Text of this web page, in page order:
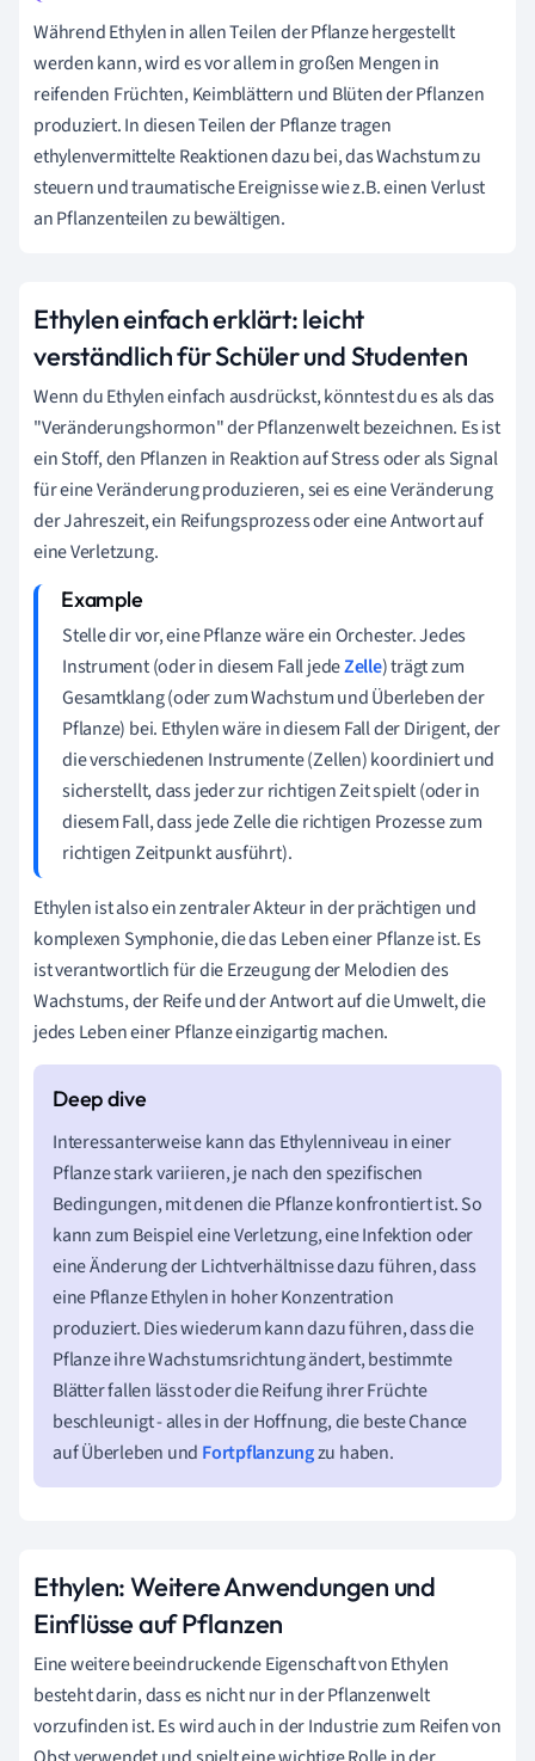
Während Ethylen in allen Teilen der Pflanze hergestellt
werden kann, wird es vor allem in großen Mengen in
reifenden Früchten, Keimblättern und Blüten der Pflanzen
produziert. In diesen Teilen der Pflanze tragen
ethylenvermittelte Reaktionen dazu bei, das Wachstum zu
steuern und traumatische Ereignisse wie z.B. einen Verlust
an Pflanzenteilen zu bewältigen.
Ethylen einfach erklärt: leicht
verständlich für Schüler und Studenten
Wenn du Ethylen einfach ausdrückst, könntest du es als das
"Veränderungshormon" der Pflanzenwelt bezeichnen. Es ist
ein Stoff, den Pflanzen in Reaktion auf Stress oder als Signal
für eine Veränderung produzieren, sei es eine Veränderung
der Jahreszeit, ein Reifungsprozess oder eine Antwort auf
eine Verletzung.
Stelle dir vor, eine Pflanze wäre ein Orchester. Jedes
Instrument (oder in diesem Fall jedeZelle) trägt zum
Gesamtklang (oder zum Wachstum und Überleben der
Pflanze) bei. Ethylen wäre in diesem Fall der Dirigent, der
die verschiedenen Instrumente (Zellen) koordiniert und
sicherstellt, dass jeder zur richtigen Zeit spielt (oder in
diesem Fall, dass jede Zelle die richtigen Prozesse zum
richtigen Zeitpunkt ausführt).
Ethylen ist also ein zentraler Akteur in der prächtigen und
komplexen Symphonie, die das Leben einer Pflanze ist. Es
ist verantwortlich für die Erzeugung der Melodien des
Wachstums, der Reife und der Antwort auf die Umwelt, die
jedes Leben einer Pflanze einzigartig machen.
Interessanterweise kann das Ethylenniveau in einer
Pflanze stark variieren, je nach den spezifischen
Bedingungen, mit denen die Pflanze konfrontiert ist. So
kann zum Beispiel eine Verletzung, eine Infektion oder
eine Änderung der Lichtverhältnisse dazu führen, dass
eine Pflanze Ethylen in hoher Konzentration
produziert. Dies wiederum kann dazu führen, dass die
Pflanze ihre Wachstumsrichtung ändert, bestimmte
Blätter fallen lässt oder die Reifung ihrer Früchte
beschleunigt - alles in der Hoffnung, die beste Chance
auf Überleben und Fortpflanzungzu haben.
Ethylen: Weitere Anwendungen und
Einflüsse auf Pflanzen
Eine weitere beeindruckende Eigenschaft von Ethylen
besteht darin, dass es nicht nur in der Pflanzenwelt
vorzufinden ist. Es wird auch in der Industrie zum Reifen von